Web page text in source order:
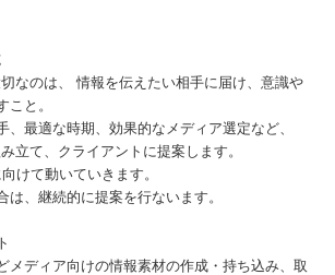
なのは、 情報を伝えたい相手に届け、意識や
こと。
最適な時期、効果的なメディア選定など、
立て、クライアントに提案します。
けて動いていきます。
、継続的に提案を行ないます。
ディア向けの情報素材の作成・持ち込み、取